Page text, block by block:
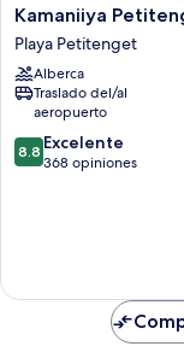
Kamaniiya
Petitenget
Seminyak
Playa
Petitenget
Kamaniiya
Playa Petitenget
Alberca
Traslado del/al
aeropuerto
8.8
de
8.8 Excelente
368 opiniones